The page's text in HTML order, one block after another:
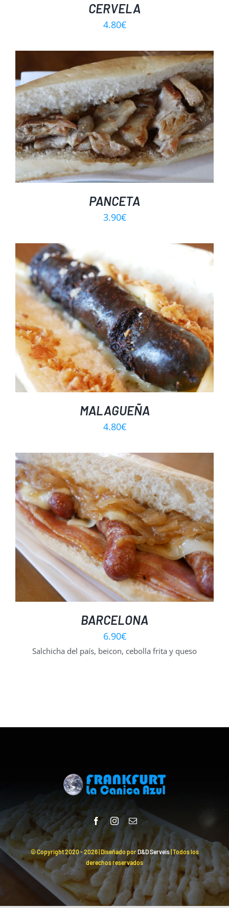
CERVELA
4.80€
PANCETA
3.90€
MALAGUEÑA
4.80€
BARCELONA
6.90€
Salchicha del país, beicon, cebolla frita y queso
© Copyright 2020 -2026 | Diseñado porD&D Serveis| Todos los
derechos reservados